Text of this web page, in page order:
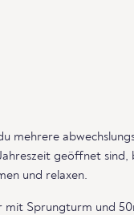
mehrere
geöffnet sind,
und relaxen.
Sprungturm und